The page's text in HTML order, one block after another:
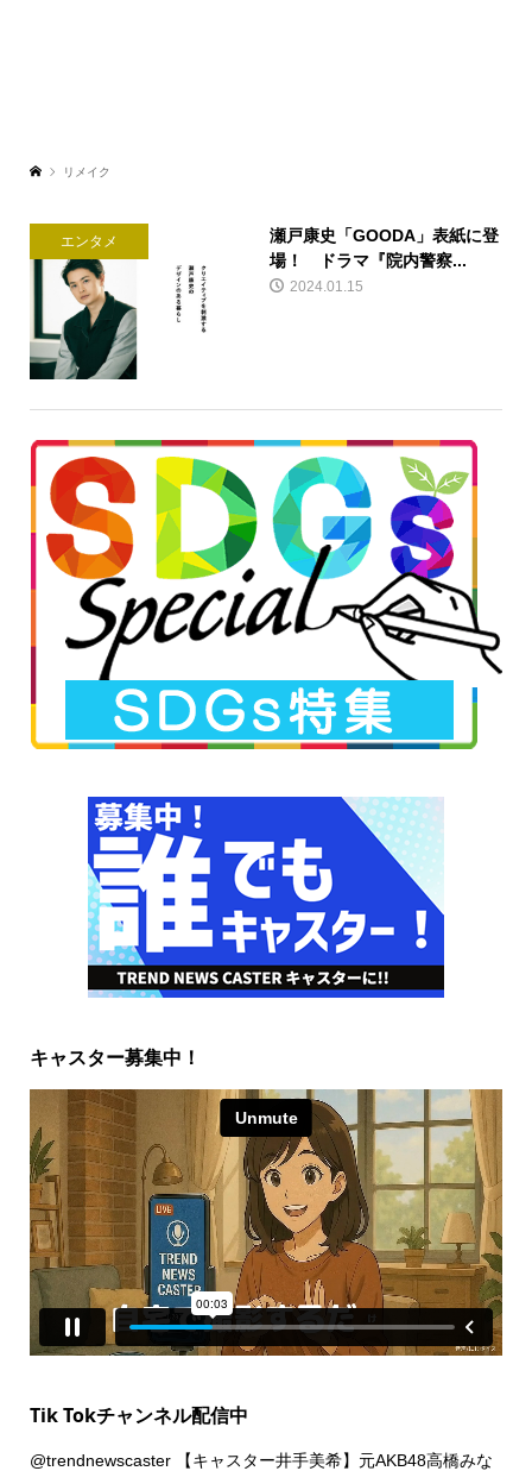
リメイク
エンタメ
瀬戸康史「GOODA」表紙に登
場！ ドラマ『院内警察...
2024.01.15
キャスター募集中！
Tik Tokチャンネル配信中
@trendnewscaster【キャスター井手美希】元AKB48高橋みな